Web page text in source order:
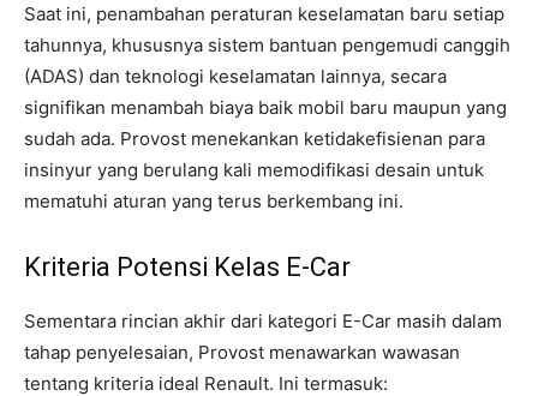
Saat ini, penambahan peraturan keselamatan baru setiap
tahunnya, khususnya sistem bantuan pengemudi canggih
(ADAS) dan teknologi keselamatan lainnya, secara
signifikan menambah biaya baik mobil baru maupun yang
sudah ada. Provost menekankan ketidakefisienan para
insinyur yang berulang kali memodifikasi desain untuk
mematuhi aturan yang terus berkembang ini.
Kriteria Potensi Kelas E-Car
Sementara rincian akhir dari kategori E-Car masih dalam
tahap penyelesaian, Provost menawarkan wawasan
tentang kriteria ideal Renault. Ini termasuk: